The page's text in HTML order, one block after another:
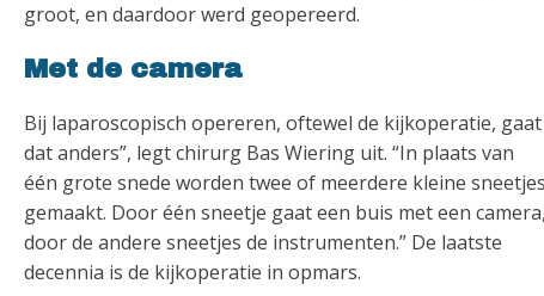
groot, en daardoor werd geopereerd.
Met de camera
Bij laparoscopisch opereren, oftewel de kijkoperatie, gaat
dat anders”, legt chirurg Bas Wiering uit. “In plaats van
één grote snede worden twee of meerdere kleine sneetjes
gemaakt. Door één sneetje gaat een buis met een camera,
door de andere sneetjes de instrumenten.” De laatste
decennia is de kijkoperatie in opmars.